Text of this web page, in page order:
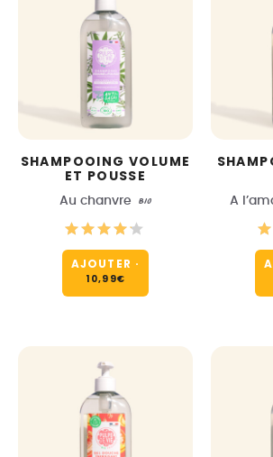
SHAMPOOING VOLUME
ET POUSSE
Au chanvre BIO
AJOUTER ·
10,99€
A